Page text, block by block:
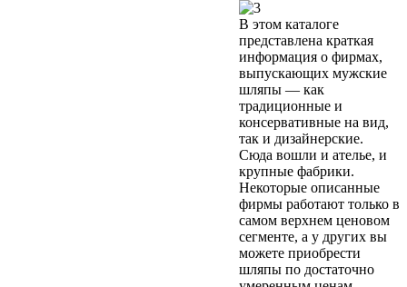
В этом каталоге
представлена краткая
информация о фирмах,
выпускающих мужские
шляпы — как
традиционные и
консервативные на вид,
так и дизайнерские.
Сюда вошли и ателье, и
крупные фабрики.
Некоторые описанные
фирмы работают только в
самом верхнем ценовом
сегменте, а у других вы
можете приобрести
шляпы по достаточно